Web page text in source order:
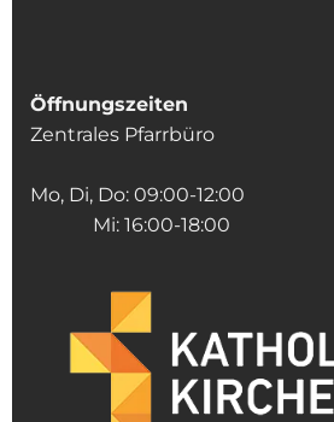
Öffnungszeiten
Zentrales Pfarrbüro
Mo, Di, Do: 09:00-12:00
Mi: 16:00-18:00